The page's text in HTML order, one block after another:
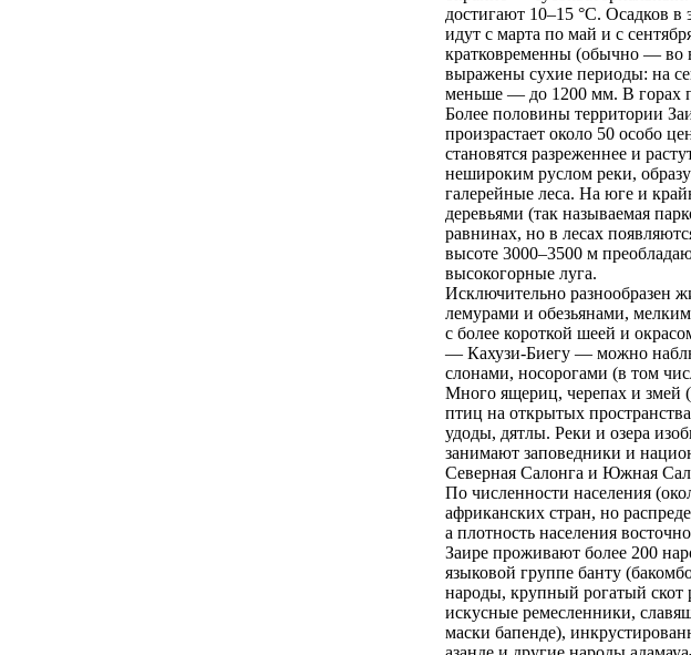
достигают 10–15 °C. Осадков
идут с марта по май и с
крaтковременны (обычно — во
вырaжены сухие периоды: на
меньше — до 1200 мм. В горaх
Более половины территории
произрaстает около 50 особо
становятся рaзреженнее и
нешироким руслом реки,
галерейные леса. На юге и
деревьями (так называемая
рaвнинах, но в лесах
высоте 3000–3500 м
высокогорные луга.
Исключительно рaзнообрaзен
лемурaми и обезьянами,
с более короткой шеей и
— Кахузи-Биегу — можно
слонами, носорогами (в том
Много ящериц, черепах и змей
птиц на открытых
удоды, дятлы. Реки и озерa
занимают заповедники и
Северная Салонга и Южная
По численности населения
африканских стрaн, но
а плотность населения
Заире проживают более 200
языковой группе банту
народы, крупный рогатый
искусные ремесленники,
маски бапенде),